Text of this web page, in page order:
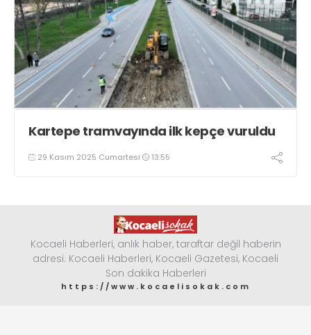
Kartepe tramvayında ilk kepçe vuruldu
29 Kasım 2025 Cumartesi 13:55
Kocaeli Haberleri, anlık haber, taraftar değil haberin
adresi. Kocaeli Haberleri, Kocaeli Gazetesi, Kocaeli
Son dakika Haberleri
https://www.kocaelisokak.com